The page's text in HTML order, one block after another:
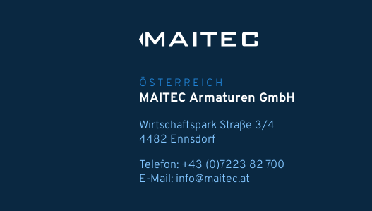
ÖSTERREICH
MAITEC Armaturen GmbH
Wirtschaftspark Straße 3/4
4482 Ennsdorf
Telefon: +43 (0)7223 82 700
E-Mail: info@maitec.at